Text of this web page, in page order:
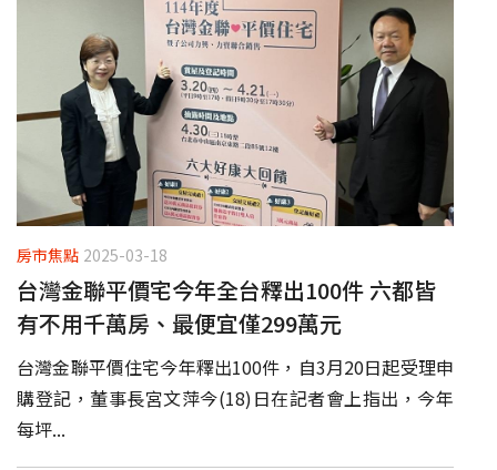
房市焦點 2025-03-18
台灣金聯平價宅今年全台釋出100件 六都皆
有不用千萬房、最便宜僅299萬元
台灣金聯平價住宅今年釋出100件，自3月20日起受理申
購登記，董事長宮文萍今(18)日在記者會上指出，今年
每坪...